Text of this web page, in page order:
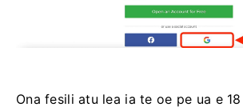
Ona fesili atu lea ia te oe pe ua e